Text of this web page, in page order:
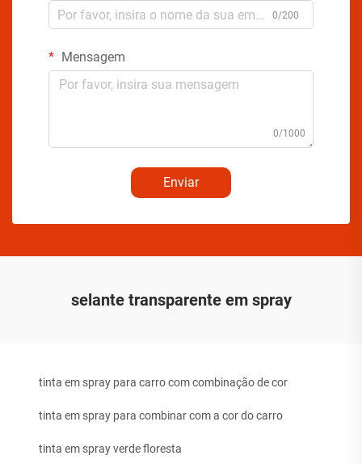
0/200
Mensagem
0/1000
Enviar
selante transparente em spray
tinta em spray para carro com combinação de cor
tinta em spray para combinar com a cor do carro
tinta em spray verde floresta